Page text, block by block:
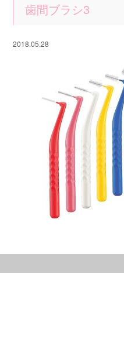
歯間ブラシ3
2018.05.28